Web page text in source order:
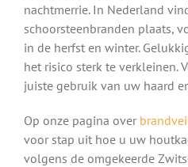
nachtmerrie. In Nederland
schoorsteenbranden plaats,
in de herfst en winter.
het risico sterk te verkleinen.
juiste gebruik van uw haard
Op onze pagina over
voor stap uit hoe u uw
volgens de omgekeerde